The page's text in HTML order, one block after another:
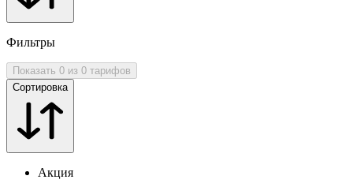
Фильтры
Показать 0 из 0 тарифов
Сортировка
Акция